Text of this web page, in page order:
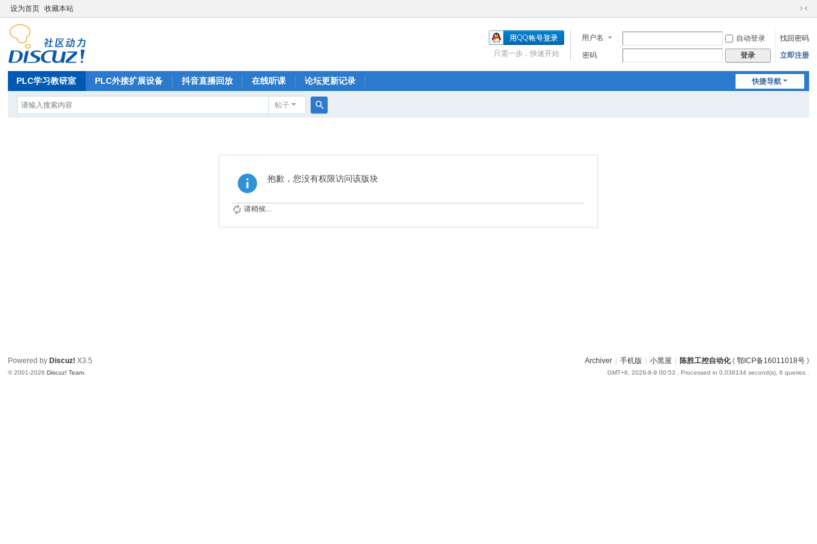
设为首页 收藏本站
切
到
窄
用户名 自动登录
找回密码
密码
登录 立即注册
只需一步，快速开始
快捷导航
PLC学习教研室 PLC外接扩展设备 抖音直播回放 在线听课 论坛更新记录
帖子
抱歉，您没有权限访问该版块
请稍候...
Archiver 手机版 小黑屋 陈胜工控自动化( 鄂ICP备16011018号)
GMT+8, 2026-8-9 00:53 , Processed in 0.036134 second(s), 6 queries .
Powered by Discuz! X3.5
© 2001-2026Discuz! Team